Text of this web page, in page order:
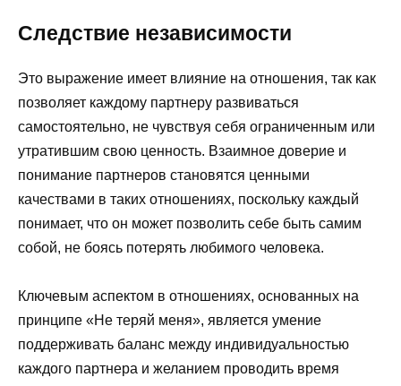
Следствие независимости
Это выражение имеет влияние на отношения, так как
позволяет каждому партнеру развиваться
самостоятельно, не чувствуя себя ограниченным или
утратившим свою ценность. Взаимное доверие и
понимание партнеров становятся ценными
качествами в таких отношениях, поскольку каждый
понимает, что он может позволить себе быть самим
собой, не боясь потерять любимого человека.
Ключевым аспектом в отношениях, основанных на
принципе «Не теряй меня», является умение
поддерживать баланс между индивидуальностью
каждого партнера и желанием проводить время